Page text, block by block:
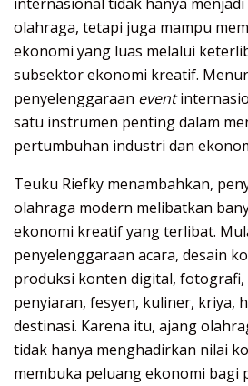
olahraga, tetapi juga mampu
ekonomi yang luas melalui
subsektor ekonomi kreatif.
penyelenggaraan event
satu instrumen penting dalam
pertumbuhan industri dan
Teuku Riefky menambahkan,
olahraga modern melibatkan
ekonomi kreatif yang terlibat.
penyelenggaraan acara, desain
produksi konten digital, fotografi,
penyiaran, fesyen, kuliner, kriya,
destinasi. Karena itu, ajang
tidak hanya menghadirkan nilai
membuka peluang ekonomi bagi